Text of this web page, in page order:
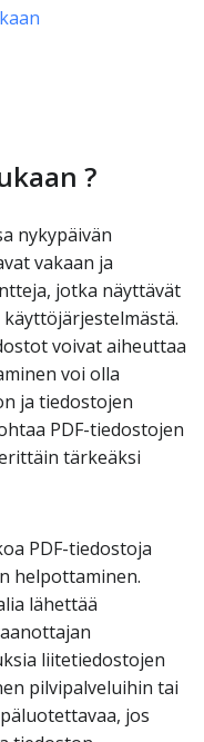
?
nykypäivän
vakaan ja
jotka näyttävät
voivat aiheuttaa
voi olla
ja tiedostojen
PDF-tiedostojen
tärkeäksi
PDF-tiedostoja
helpottaminen.
lähettää
liitetiedostojen
pilvipalveluihin tai
jos